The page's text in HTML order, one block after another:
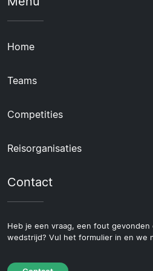
Home
Teams
Competities
Reisorganisaties
Contact
Heb je een vraag, een fout
wedstrijd? Vul het formulier in en we